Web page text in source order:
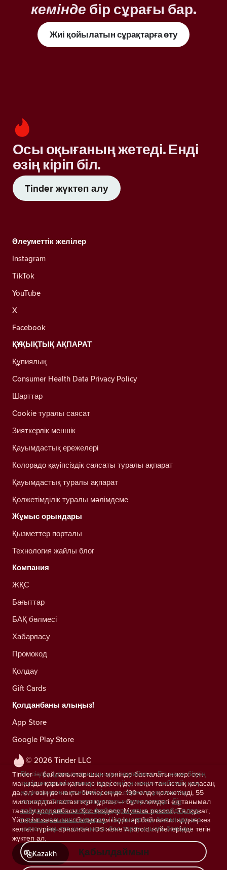
кемінде бір сұрағы бар.
Жиі қойылатын сұрақтарға өту
Осы оқығаның жетеді. Енді
өзің кіріп біл.
Tinder жүктеп алу
© 2026 Tinder LLC
Tinder — байланыстар шын мәнінде басталатын жер: сен
маңызды қарым-қатынас іздесең де, жеңіл таныстық қаласаң
да, әлі өзің де нақты білмесең де. 190 елде қолжетімді, 55
миллиардтан астам жұп құрған — бұл әлемдегі ең танымал
танысу қолданбасы. Қос кездесу, Музыка режимі, Төлқұжат,
Үйлесім және тағы басқа мүмкіндіктер байланыстардың кез
келген түріне арналған. iOS және Android жүйелерінде тегін
жүктеп ал.
Kazakh
Әлеуметтік желілер
Instagram
TikTok
YouTube
X
Facebook
ҚҰҚЫҚТЫҚ АҚПАРАТ
Құпиялық
Consumer Health Data Privacy Policy
Шарттар
Cookie туралы саясат
Зияткерлік меншік
Қауымдастық ережелері
Колорадо қауіпсіздік саясаты туралы ақпарат
Қауымдастық туралы ақпарат
Қолжетімділік туралы мәлімдеме
Жұмыс орындары
Қызметтер порталы
Технология жайлы блог
Компания
ЖҚС
Бағыттар
БАҚ бөлмесі
Хабарласу
Промокод
Қолдау
Gift Cards
Қолданбаны алыңыз!
App Store
Google Play Store
Біз сіздің құпиялылығыңызды сақтаймыз. Біз және біздің
серіктестеріміз трекерлерді пайдаланып, веб-сайттың
аудиториясын есептейді және сіздерге ұсыныстар
көрсетіп, Tinder операцияларын жақсартады. Біз
пайдаланатын cookie файлдары және провайдерлері
туралы қосымша ақпарат. Параметрлер бөлімінде кез
келген уақытта келісімнен бас тартуыңызға болады.
Қабылдаймын